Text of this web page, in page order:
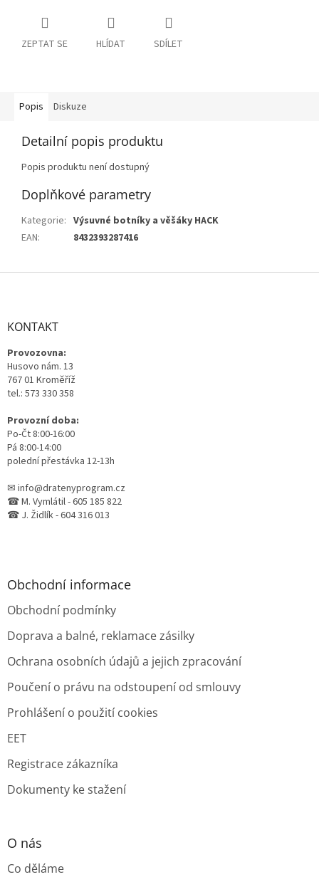
ZEPTAT SE HLÍDAT SDÍLET
Popis Diskuze
Detailní popis produktu
Popis produktu není dostupný
Doplňkové parametry
Kategorie: Výsuvné botníky a věšáky HACK
EAN: 8432393287416
Z
KONTAKT
Provozovna:
Husovo nám. 13
767 01 Kroměříž
tel.: 573 330 358
Provozní doba:
Po-Čt 8:00-16:00
Pá 8:00-14:00
polední přestávka 12-13h
✉ info@dratenyprogram.cz
☎ M. Vymlátil - 605 185 822
☎ J. Židlík - 604 316 013
Obchodní informace
Obchodní podmínky
Doprava a balné, reklamace zásilky
Ochrana osobních údajů a jejich zpracování
Poučení o právu na odstoupení od smlouvy
Prohlášení o použití cookies
EET
Registrace zákazníka
Dokumenty ke stažení
O nás
Co děláme